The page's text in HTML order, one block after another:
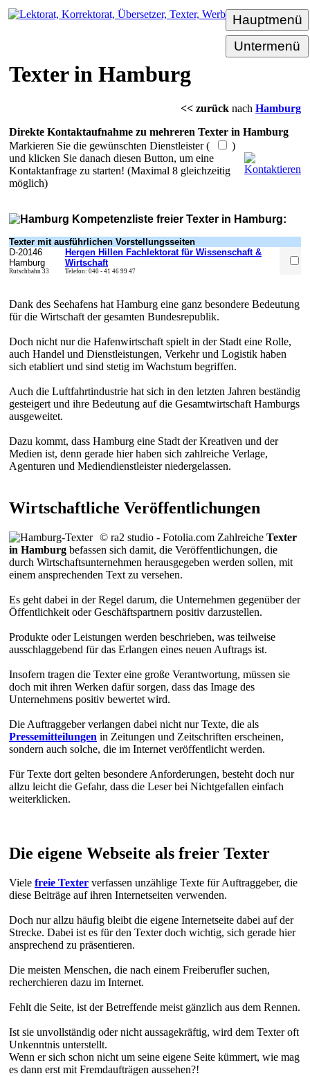
Hauptmenü
Untermenü
Texter in Hamburg
<< zurück nach Hamburg
Direkte Kontaktaufnahme zu mehreren Texter in Hamburg
Markieren Sie die gewünschten Dienstleister (
)
und klicken Sie danach diesen Button, um eine
Kontaktanfrage zu starten! (Maximal 8 gleichzeitig
möglich)
Kompetenzliste freier Texter in Hamburg:
Texter mit ausführlichen Vorstellungsseiten
D-20146
Hamburg
Rutschbahn 33
Hergen Hillen Fachlektorat für Wissenschaft &
Wirtschaft
Telefon: 040 - 41 46 99 47
Dank des Seehafens hat Hamburg eine ganz besondere Bedeutung
für die Wirtschaft der gesamten Bundesrepublik.
Doch nicht nur die Hafenwirtschaft spielt in der Stadt eine Rolle,
auch Handel und Dienstleistungen, Verkehr und Logistik haben
sich etabliert und sind stetig im Wachstum begriffen.
Auch die Luftfahrtindustrie hat sich in den letzten Jahren beständig
gesteigert und ihre Bedeutung auf die Gesamtwirtschaft Hamburgs
ausgeweitet.
Dazu kommt, dass Hamburg eine Stadt der Kreativen und der
Medien ist, denn gerade hier haben sich zahlreiche Verlage,
Agenturen und Mediendienstleister niedergelassen.
Wirtschaftliche Veröffentlichungen
© ra2 studio - Fotolia.com Zahlreiche Texter
in Hamburg befassen sich damit, die Veröffentlichungen, die
durch Wirtschaftsunternehmen herausgegeben werden sollen, mit
einem ansprechenden Text zu versehen.
Es geht dabei in der Regel darum, die Unternehmen gegenüber der
Öffentlichkeit oder Geschäftspartnern positiv darzustellen.
Produkte oder Leistungen werden beschrieben, was teilweise
ausschlaggebend für das Erlangen eines neuen Auftrags ist.
Insofern tragen die Texter eine große Verantwortung, müssen sie
doch mit ihren Werken dafür sorgen, dass das Image des
Unternehmens positiv bewertet wird.
Die Auftraggeber verlangen dabei nicht nur Texte, die als
Pressemitteilungen in Zeitungen und Zeitschriften erscheinen,
sondern auch solche, die im Internet veröffentlicht werden.
Für Texte dort gelten besondere Anforderungen, besteht doch nur
allzu leicht die Gefahr, dass die Leser bei Nichtgefallen einfach
weiterklicken.
Die eigene Webseite als freier Texter
Viele freie Texter verfassen unzählige Texte für Auftraggeber, die
diese Beiträge auf ihren Internetseiten verwenden.
Doch nur allzu häufig bleibt die eigene Internetseite dabei auf der
Strecke. Dabei ist es für den Texter doch wichtig, sich gerade hier
ansprechend zu präsentieren.
Die meisten Menschen, die nach einem Freiberufler suchen,
recherchieren dazu im Internet.
Fehlt die Seite, ist der Betreffende meist gänzlich aus dem Rennen.
Ist sie unvollständig oder nicht aussagekräftig, wird dem Texter oft
Unkenntnis unterstellt.
Wenn er sich schon nicht um seine eigene Seite kümmert, wie mag
es dann erst mit Fremdaufträgen aussehen?!